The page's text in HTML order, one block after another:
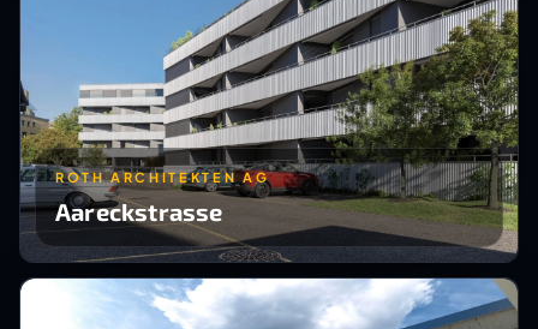
ROTH ARCHITEKTEN AG
Aareckstrasse